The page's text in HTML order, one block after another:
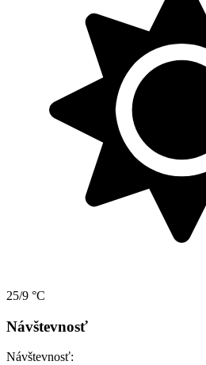
25/9 °C
Návštevnosť
Návštevnosť: